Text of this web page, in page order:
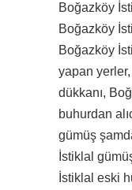
Boğazköy
Boğazköy
Boğazköy
yapan
dükkanı,
buhurdan
gümüş
İstiklal
İstiklal eski